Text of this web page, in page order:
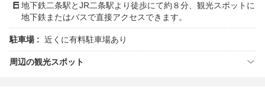
地下鉄二条駅とJR二条駅より徒歩にて約８分、観光スポットに
地下鉄またはバスで直接アクセスできます。
駐車場 : 近くに有料駐車場あり
周辺の観光スポット